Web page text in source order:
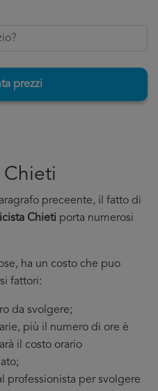
prezzi
Chieti
preceente, il fatto di
Chieti porta numerosi
ha un costo che puo
fattori:
da svolgere;
più il numero di ore è
il costo orario
professionista per svolgere